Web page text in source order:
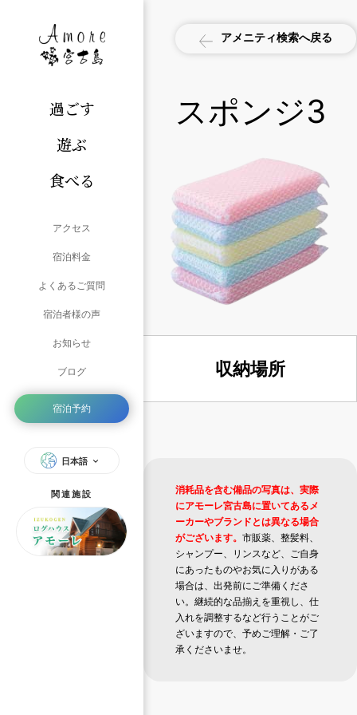
過ごす
遊ぶ
食べる
アクセス
宿泊料金
よくあるご質問
宿泊者様の声
お知らせ
ブログ
宿泊予約
日本語
関連施設
アメニティ検索へ戻る
スポンジ3
収納場所
消耗品を含む備品の写真は、実際
にアモーレ宮古島に置いてあるメ
ーカーやブランドとは異なる場合
がございます。 市販薬、整髪料、
シャンプー、リンスなど、ご自身
にあったものやお気に入りがある
場合は、出発前にご準備くださ
い。継続的な品揃えを重視し、仕
入れを調整するなど行うことがご
ざいますので、予めご理解・ご了
承くださいませ。